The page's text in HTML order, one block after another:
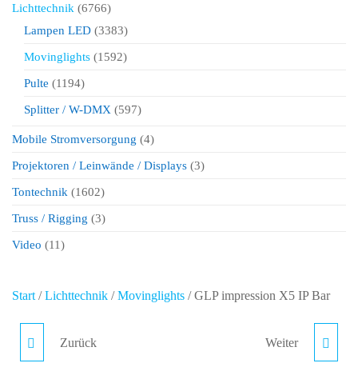
Lichttechnik (6766)
Lampen LED (3383)
Movinglights (1592)
Pulte (1194)
Splitter / W-DMX (597)
Mobile Stromversorgung (4)
Projektoren / Leinwände / Displays (3)
Tontechnik (1602)
Truss / Rigging (3)
Video (11)
Start /Lichttechnik /Movinglights / GLP impression X5 IP Bar
CAMEO EVOS W3
Zurück FOLLOW-ME 3D TWO
Weiter